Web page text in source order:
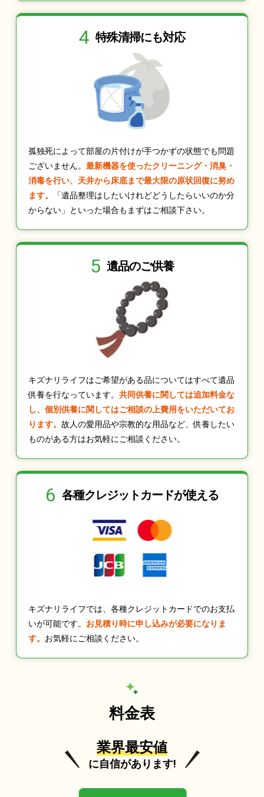
4 特殊清掃にも対応
孤独死によって部屋の片付けが手つかずの状態でも問題
ございません。 最新機器を使ったクリーニング・消臭・
消毒を行い、天井から床底まで最大限の原状回復に努め
ます。
「遺品整理はしたいけれどどうしたらいいのか分
からない」といった場合もまずはご相談下さい。
5 遺品のご供養
キズナリライフはご希望がある品についてはすべて遺品
供養を行なっています。 共同供養に関しては追加料金な
し、個別供養に関してはご相談の上費用をいただいてお
ります。 故人の愛用品や宗教的な用品など、供養したい
ものがある方はお気軽にご相談ください。
6 各種クレジットカードが使える
キズナリライフでは、各種クレジットカードでのお支払
いが可能です。 お見積り時に申し込みが必要になりま
す。 お気軽にご相談ください。
料金表
業界最安値
に自信があります!